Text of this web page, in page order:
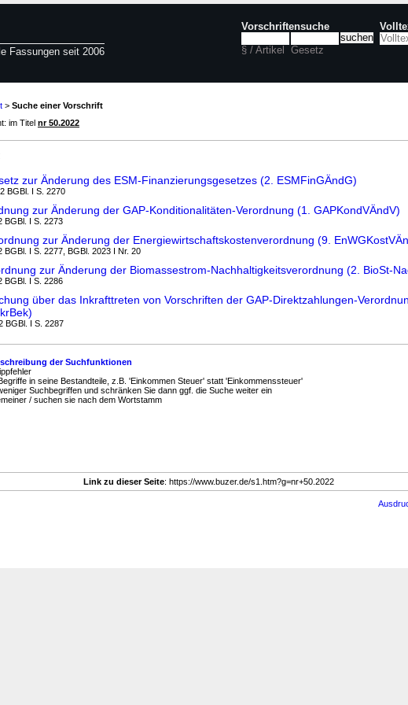
Fassungen seit 2006
Vorschriftensuche
§ / Artikel Gesetz
> Suche einer Vorschrift
im Titel nr 50.2022
zur Änderung des ESM-Finanzierungsgesetzes (2. ESMFinGÄndG)
BGBl. I S. 2270
zur Änderung der GAP-Konditionalitäten-Verordnung (1. GAPKondVÄndV)
BGBl. I S. 2273
zur Änderung der Energiewirtschaftskostenverordnung (9.
BGBl. I S. 2277, BGBl. 2023 I Nr. 20
zur Änderung der Biomassestrom-Nachhaltigkeitsverordnung (2. BioSt-
BGBl. I S. 2286
über das Inkrafttreten von Vorschriften der GAP-Direktzahlungen-
BGBl. I S. 2287
der Suchfunktionen
in seine Bestandteile, z.B. 'Einkommen Steuer' statt 'Einkommenssteuer'
Suchbegriffen und schränken Sie dann ggf. die Suche weiter ein
/ suchen sie nach dem Wortstamm
Link zu dieser Seite: https://www.buzer.de/s1.htm?g=nr+50.2022